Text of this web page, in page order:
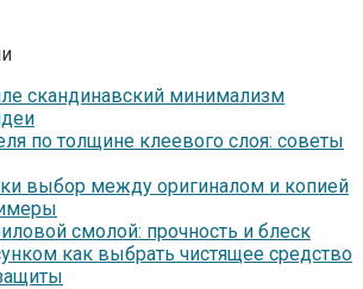
скандинавский минимализм
по толщине клеевого слоя: советы
выбор между оригиналом и копией
смолой: прочность и блеск
как выбрать чистящее средство